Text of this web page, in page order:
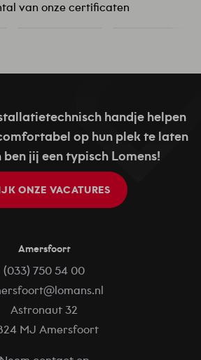
van onze certificaten
handje helpen
op hun plek te laten
ben jij een typisch Lomens!
ONZE VACATURES
Amersfoort
(033) 750 54 00
Astronaut 32
MJ Amersfoort